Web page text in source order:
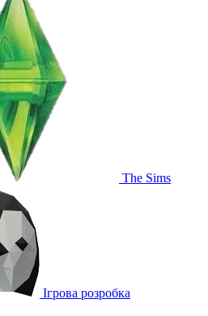
The Sims
Ігрова розробка